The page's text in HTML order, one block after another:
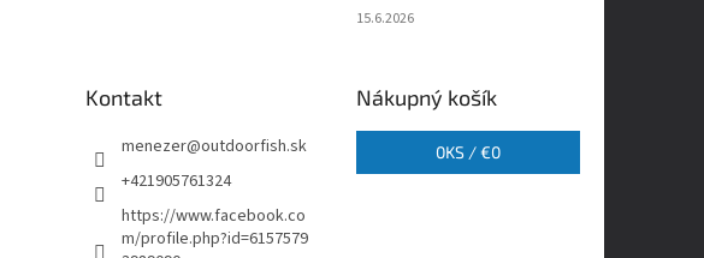
15.6.2026
Kontakt
menezer@outdoorfish.sk
+421905761324
https://www.facebook.co
m/profile.php?id=6157579
Nákupný košík
0KS /€0